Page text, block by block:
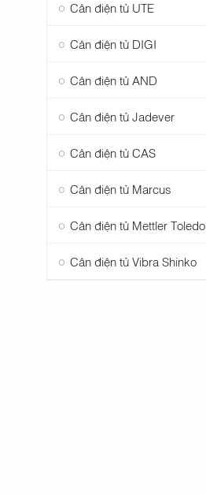
Cân điện tử UTE
Cân điện tử DIGI
Cân điện tử AND
Cân điện tử Jadever
Cân điện tử CAS
Cân điện tử Marcus
Cân điện tử Mettler Toledo
Cân điện tử Vibra Shinko